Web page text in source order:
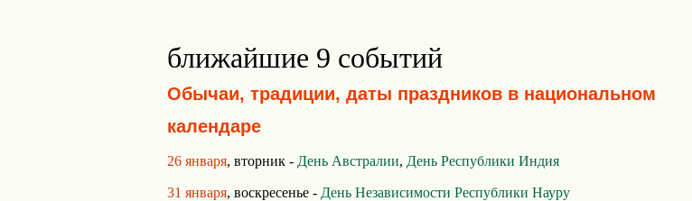
ближайшие 9 событий
Обычаи, традиции, даты праздников в национальном
календаре
26 января, вторник - День Австралии, День Республики Индия
31 января, воскресенье - День Независимости Республики Науру